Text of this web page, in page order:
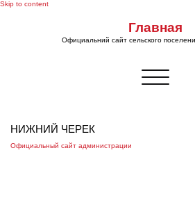
Skip to content
Главная
Официальний сайт сельского
Показать/
Скрыть
НИЖНИЙ ЧЕРЕК
Официальный сайт администрации